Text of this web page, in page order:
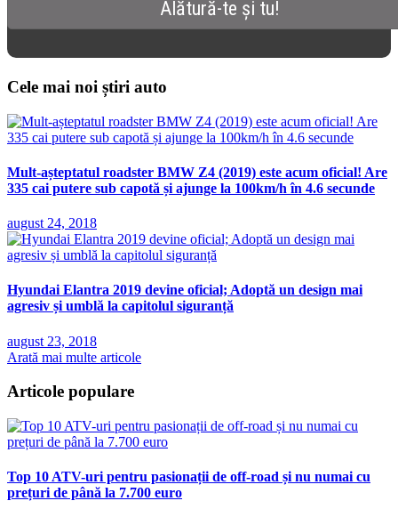
Cele mai noi știri auto
Mult-așteptatul roadster BMW Z4 (2019) este acum oficial! Are
335 cai putere sub capotă și ajunge la 100km/h în 4.6 secunde
august 24, 2018
Hyundai Elantra 2019 devine oficial; Adoptă un design mai
agresiv și umblă la capitolul siguranță
august 23, 2018
Arată mai multe articole
Articole populare
Top 10 ATV-uri pentru pasionații de off-road și nu numai cu
prețuri de până la 7.700 euro